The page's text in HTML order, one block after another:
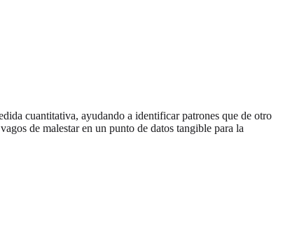
cuantitativa, ayudando a identificar patrones que de otro
de malestar en un punto de datos tangible para la